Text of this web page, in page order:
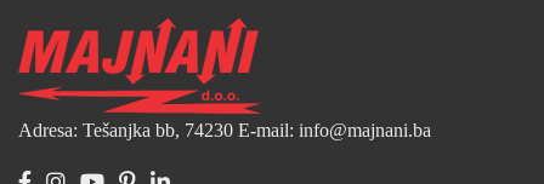
Adresa: Tešanjka bb, 74230 E-mail: info@majnani.ba